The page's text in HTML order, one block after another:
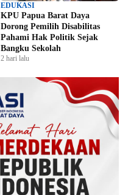
EDUKASI
KPU Papua Barat Daya
Dorong Pemilih Disabilitas
Pahami Hak Politik Sejak
Bangku Sekolah
2 hari lalu